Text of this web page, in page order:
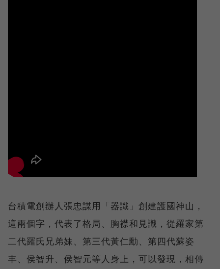
台積電創辦人張忠謀用「器識」創建護國神山，
這兩個字，代表了格局、胸襟和見識，從羅家第
二代羅氏兄弟妹、第三代黃仁勳、第四代蘇姿
丰、侯智升、侯智元等人身上，可以發現，相傳